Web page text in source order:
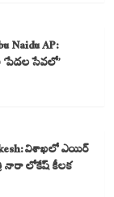
Naidu AP:
సేవలో’
విశాఖలో ఎయిర్
నారా లోకేష్ కీలక